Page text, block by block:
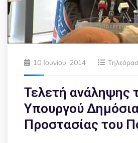
10 Ιουνίου, 2014
Τελετή ανάληψης
Υπουργού
Προστασίας του